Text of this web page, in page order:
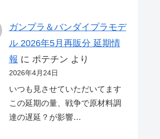
ガンプラ＆バンダイプラモデ
ル 2026年5月再販分 延期情
報 に ポテチン より
2026年4月24日
いつも見させていただいてます
この延期の量、戦争で原材料調
達の遅延？が影響…